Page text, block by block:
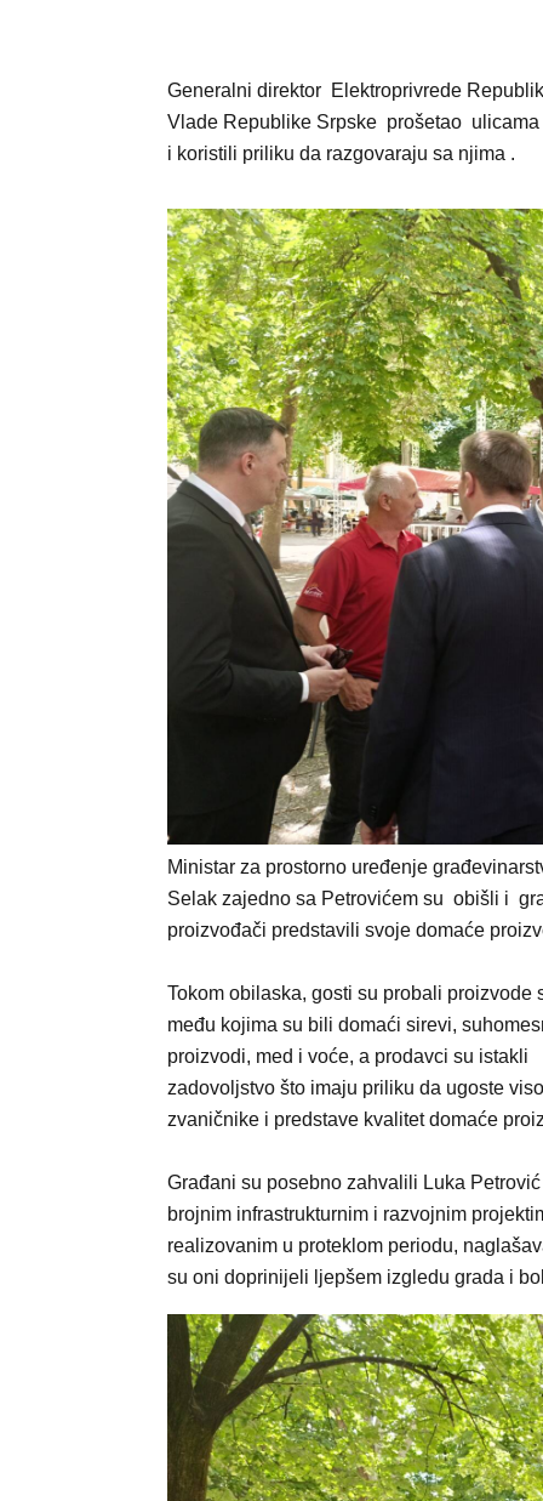
Generalni direktor Elektroprivrede
Vlade Republike Srpske prošetao
i koristili priliku da razgovaraju sa njima .
Ministar za prostorno uređenje
Selak zajedno sa Petrovićem su obišli i
proizvođači predstavili svoje domaće
Tokom obilaska, gosti su probali proizvode
među kojima su bili domaći sirevi,
proizvodi, med i voće, a prodavci su istakli
zadovoljstvo što imaju priliku da ugoste
zvaničnike i predstave kvalitet domaće
Građani su posebno zahvalili Luka
brojnim infrastrukturnim i razvojnim
realizovanim u proteklom periodu,
su oni doprinijeli ljepšem izgledu grada i